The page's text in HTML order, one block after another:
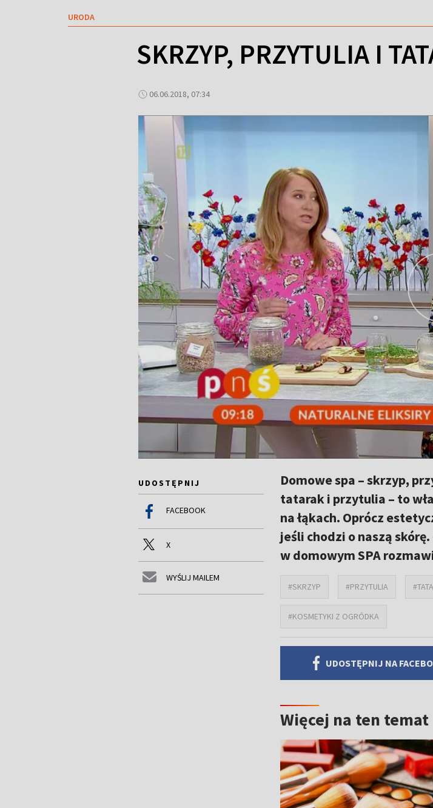
URODA
SKRZYP, PRZYTULIA I
06.06.2018, 07:34
UDOSTĘPNIJ
FACEBOOK
X
WYŚLIJ MAILEM
Domowe spa – skrzyp,
tatarak i przytulia – to
na łąkach. Oprócz
jeśli chodzi o naszą
w domowym SPA
#SKRZYP #PRZYTULIA
#KOSMETYKI Z OGRÓDKA
UDOSTĘPNIJ NA
Więcej na ten temat